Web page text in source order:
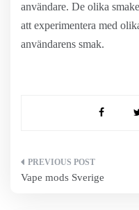
användare. De olika
att experimentera med
användarens smak.
Vape mods Sverige